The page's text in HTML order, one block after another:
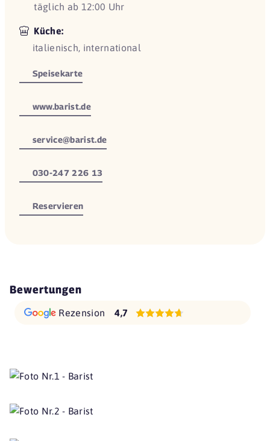
täglich ab 12:00 Uhr
Küche:
italienisch, international
Speisekarte
www.barist.de
service@barist.de
030-247 226 13
Reservieren
Bewertungen
Rezension 4,7